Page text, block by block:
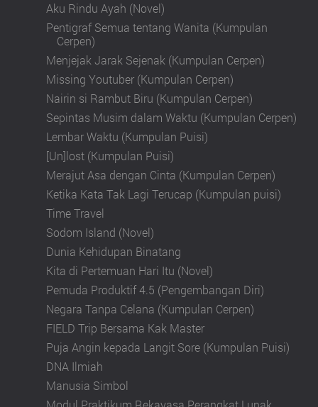
Aku Rindu Ayah (Novel)
Pentigraf Semua tentang Wanita (Kumpulan
Cerpen)
Menjejak Jarak Sejenak (Kumpulan Cerpen)
Missing Youtuber (Kumpulan Cerpen)
Nairin si Rambut Biru (Kumpulan Cerpen)
Sepintas Musim dalam Waktu (Kumpulan Cerpen)
Lembar Waktu (Kumpulan Puisi)
[Un]lost (Kumpulan Puisi)
Merajut Asa dengan Cinta (Kumpulan Cerpen)
Ketika Kata Tak Lagi Terucap (Kumpulan puisi)
Time Travel
Sodom Island (Novel)
Dunia Kehidupan Binatang
Kita di Pertemuan Hari Itu (Novel)
Pemuda Produktif 4.5 (Pengembangan Diri)
Negara Tanpa Celana (Kumpulan Cerpen)
FIELD Trip Bersama Kak Master
Puja Angin kepada Langit Sore (Kumpulan Puisi)
DNA Ilmiah
Manusia Simbol